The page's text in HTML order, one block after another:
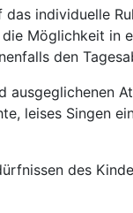
individuelle
Möglichkeit in
den
leises Singen
des